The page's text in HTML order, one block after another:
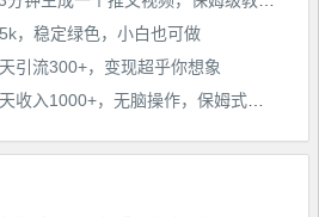
，稳定绿色，小白也可做
引流300+，变现超乎你想象